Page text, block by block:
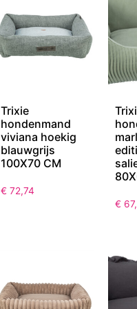
Trixie
hondenmand
viviana hoekig
blauwgrijs
100X70 CM
€ 72,74
€